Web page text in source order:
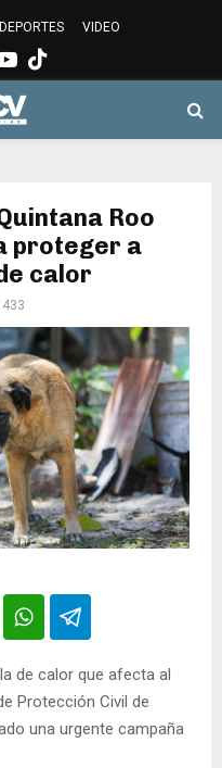
DEPORTES VIDEO
Youtube
Roo
proteger a
calor
433
de calor que afecta al
Protección Civil de
una urgente campaña